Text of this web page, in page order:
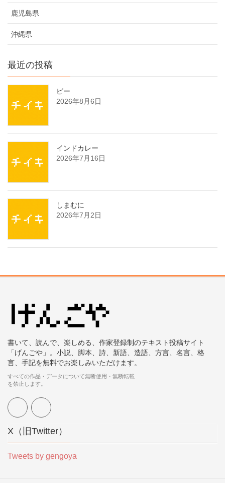
鹿児島県
沖縄県
最近の投稿
ピー
2026年8月6日
インドカレー
2026年7月16日
しまむに
2026年7月2日
書いて、読んで、楽しめる、作家登録制のテキスト投稿サイト
「げんごや」。小説、脚本、詩、新語、造語、方言、名言、格
言、手記を無料でお楽しみいただけます。
すべての作品・データについて無断使用・無断転載
を禁止します。
X（旧Twitter）
Tweets by gengoya